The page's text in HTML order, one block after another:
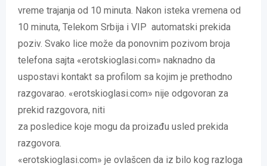
vreme trajanja od 10 minuta. Nakon isteka vremena od
10 minuta, Telekom Srbija i VIP automatski prekida
poziv. Svako lice može da ponovnim pozivom broja
telefona sajta «erotskioglasi.com» naknadno da
uspostavi kontakt sa profilom sa kojim je prethodno
razgovarao. «erotskioglasi.com» nije odgovoran za
prekid razgovora, niti
za posledice koje mogu da proizađu usled prekida
razgovora.
«erotskioglasi.com» je ovlašcen da iz bilo kog razloga